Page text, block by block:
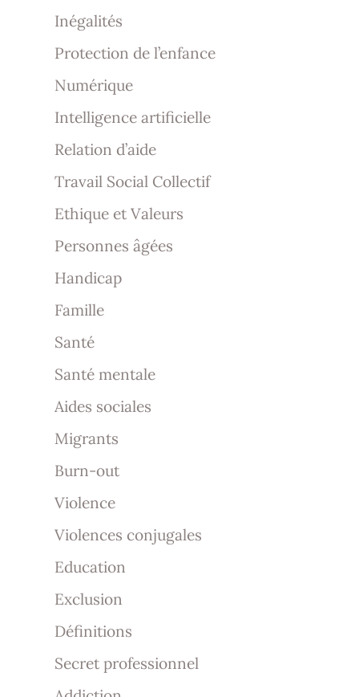
Inégalités
Protection de l’enfance
Numérique
Intelligence artificielle
Relation d’aide
Travail Social Collectif
Ethique et Valeurs
Personnes âgées
Handicap
Famille
Santé
Santé mentale
Aides sociales
Migrants
Burn-out
Violence
Violences conjugales
Education
Exclusion
Définitions
Secret professionnel